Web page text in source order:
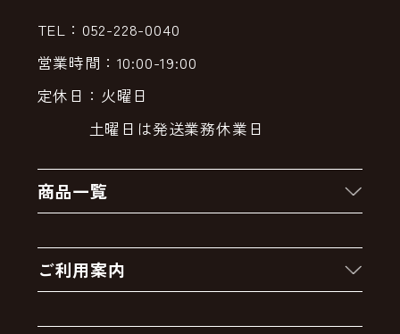
TEL：052-228-0040
営業時間：10:00-19:00
定休日：火曜日
土曜日は発送業務休業日
商品一覧
クーポン
卸販売・大量注文
ご利用案内